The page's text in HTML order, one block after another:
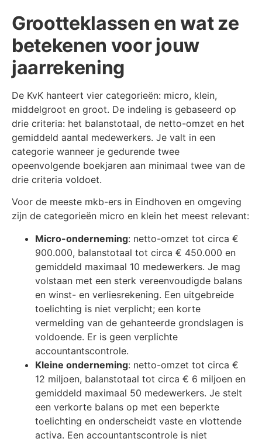
Grootteklassen en wat ze
betekenen voor jouw
jaarrekening
De KvK hanteert vier categorieën: micro, klein,
middelgroot en groot. De indeling is gebaseerd op
drie criteria: het balanstotaal, de netto-omzet en het
gemiddeld aantal medewerkers. Je valt in een
categorie wanneer je gedurende twee
opeenvolgende boekjaren aan minimaal twee van de
drie criteria voldoet.
Voor de meeste mkb-ers in Eindhoven en omgeving
zijn de categorieën micro en klein het meest relevant:
Micro-onderneming: netto-omzet tot circa €
900.000, balanstotaal tot circa € 450.000 en
gemiddeld maximaal 10 medewerkers. Je mag
volstaan met een sterk vereenvoudigde balans
en winst- en verliesrekening. Een uitgebreide
toelichting is niet verplicht; een korte
vermelding van de gehanteerde grondslagen is
voldoende. Er is geen verplichte
accountantscontrole.
Kleine onderneming: netto-omzet tot circa €
12 miljoen, balanstotaal tot circa € 6 miljoen en
gemiddeld maximaal 50 medewerkers. Je stelt
een verkorte balans op met een beperkte
toelichting en onderscheidt vaste en vlottende
activa. Een accountantscontrole is niet